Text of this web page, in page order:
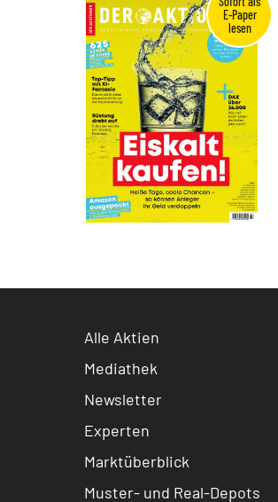
Alle Aktien
Mediathek
Newsletter
Experten
Marktüberblick
Muster- und Real-Depots